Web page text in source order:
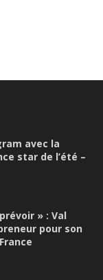
avec la
star de l’été –
» : Val
pour son